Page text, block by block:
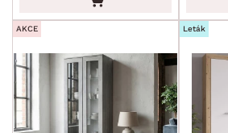
AKCE Leták